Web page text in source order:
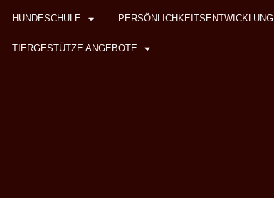
HUNDESCHULE PERSÖNLICHKEITSENTWICKLUNG
TIERGESTÜTZE ANGEBOTE